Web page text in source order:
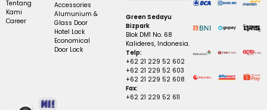
Tentang
Kami
Career
Accessories
Alumunium &
Glass Door
Hotel Lock
Economical
Door Lock
Green Sedayu
Bizpark
Blok DM1 No. 68
Kalideres, Indonesia.
Telp:
+62 21 229 52 602
+62 21 229 52 603
+62 21 229 52 608
Fax:
+62 21 229 52 611